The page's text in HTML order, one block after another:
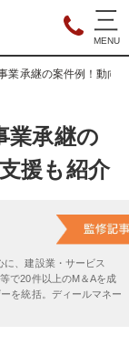
業承継の案件例！動向
業承継の
援も紹介
、建設業・サービス
で20件以上のM＆Aを成
を統括。ディールマネー